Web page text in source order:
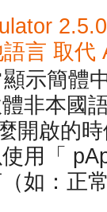
言 取代
示簡體
非本國
開啟的
用「
如：正